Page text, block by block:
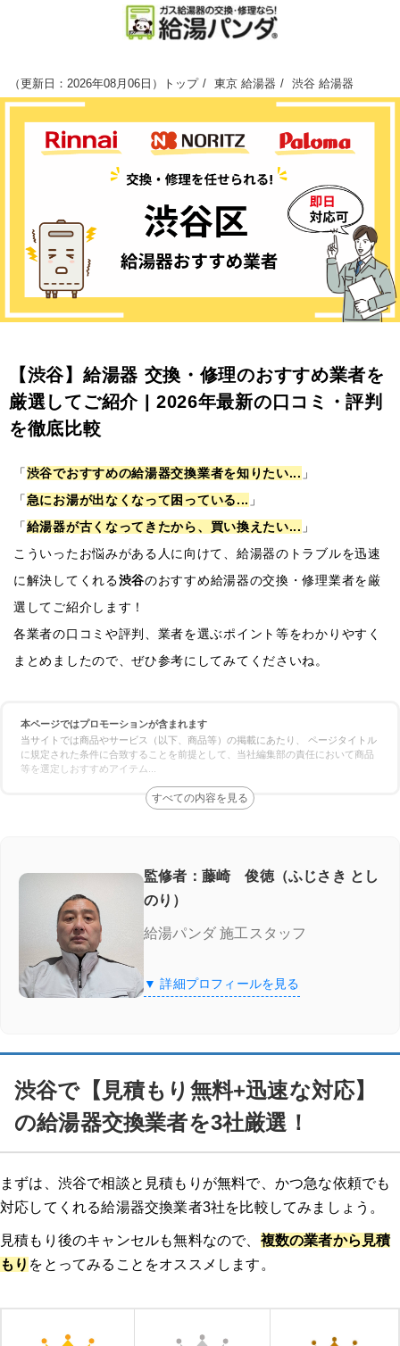
（更新日：2026年08月06日 ） トップ 東京 給湯器 渋谷 給湯器
【渋谷】給湯器 交換・修理のおすすめ業者を
厳選してご紹介 | 2026年最新の口コミ・評判
を徹底比較
「渋谷でおすすめの給湯器交換業者を知りたい... 」
「急にお湯が出なくなって困っている... 」
「給湯器が古くなってきたから、買い換えたい... 」
こういったお悩みがある人に向けて、給湯器のトラブルを迅速
に解決してくれる渋谷のおすすめ給湯器の交換・修理業者を厳
選してご紹介します！
各業者の口コミや評判、業者を選ぶポイント等をわかりやすく
まとめましたので、ぜひ参考にしてみてくださいね。
本ページではプロモーションが含まれます
当サイトでは商品やサービス（以下、商品等）の掲載にあたり、 ページタイトル
に規定された条件に合致することを前提として、当社編集部の責任において商品
等を選定しおすすめアイテム
監修者：藤崎 俊徳（ふじさき とし
のり）
給湯パンダ 施工スタッフ
▼ 詳細プロフィールを見る
渋谷で【見積もり無料+迅速な対応】
の給湯器交換業者を3社厳選！
まずは、渋谷で相談と見積もりが無料で、かつ急な依頼でも
対応してくれる給湯器交換業者3社を比較してみましょう。
見積もり後のキャンセルも無料なので、 複数の業者から見積
もり をとってみることをオススメします。